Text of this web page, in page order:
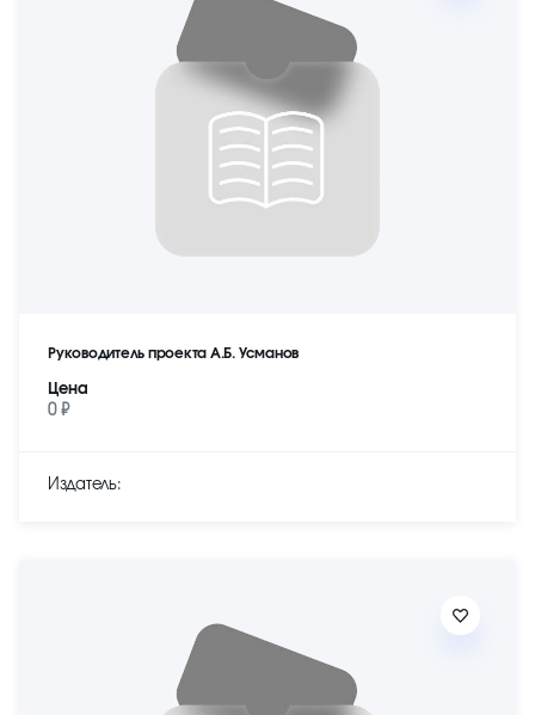
Руководитель проекта А.Б. Усманов
Цена
0 ₽
Издатель: